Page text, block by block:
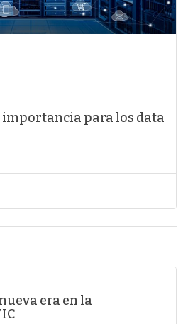
importancia para los data
era en la